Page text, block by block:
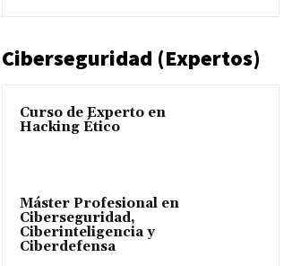
Ciberseguridad (Expertos)
Curso de Experto en
Hacking Ético
Máster Profesional en
Ciberseguridad,
Ciberinteligencia y
Ciberdefensa